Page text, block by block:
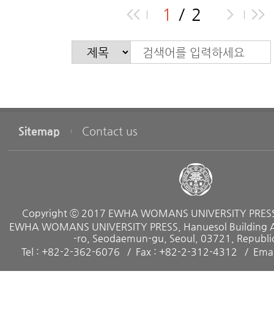
1 2
Sitemap Contact us
Copyright ⓒ 2017 EWHA WOMANS UNIVERSITY
EWHA WOMANS UNIVERSITY PRESS, Hanuesol
-ro, Seodaemun-gu, Seoul, 03721,
Tel : +82-2-362-6076
Fax : +82-2-312-4312